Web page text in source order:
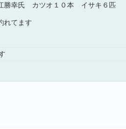
幸氏 カツオ１０本 イサキ６匹
れてます